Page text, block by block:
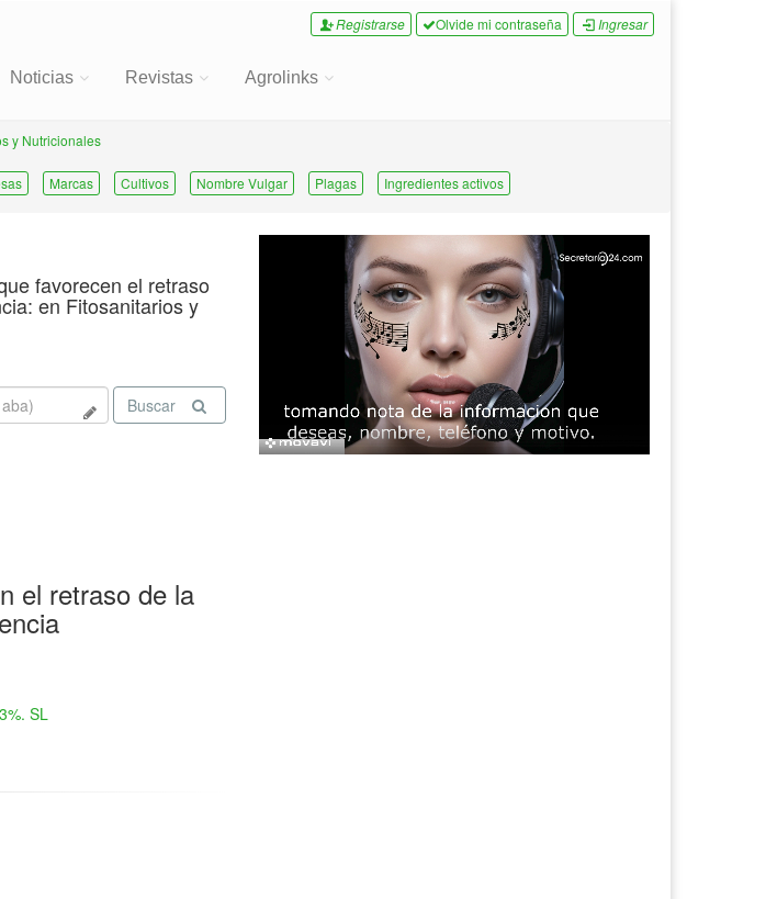
Registrarse Olvide mi contraseña Ingresar
Noticias Revistas Agrolinks
y Nutricionales
Marcas Cultivos Nombre Vulgar Plagas Ingredientes activos
favorecen el retraso
en Fitosanitarios y
Buscar
el retraso de la
SL